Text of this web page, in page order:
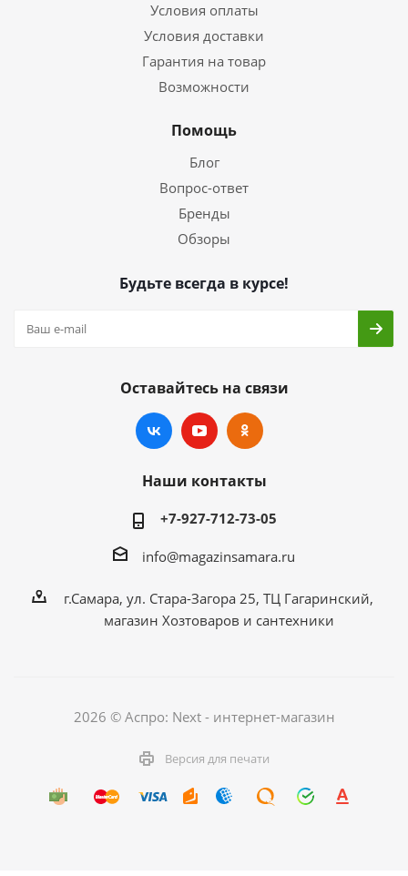
Условия оплаты
Условия доставки
Гарантия на товар
Возможности
Помощь
Блог
Вопрос-ответ
Бренды
Обзоры
Будьте всегда в курсе!
Оставайтесь на связи
Наши контакты
+7-927-712-73-05
info@magazinsamara.ru
г.Самара, ул. Стара-Загора 25, ТЦ Гагаринский,
магазин Хозтоваров и сантехники
2026 © Аспро: Next - интернет-магазин
Версия для печати